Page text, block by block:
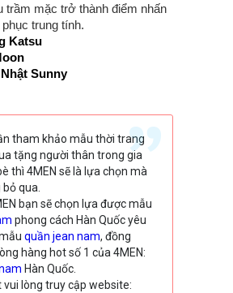
trầm mặc trở thành điểm nhấn
trung tính.
Katsu
Sunny
tham khảo mẫu thời trang
tặng người thân trong gia
thì 4MEN sẽ là lựa chọn mà
qua.
bạn sẽ chọn lựa được mẫu
phong cách Hàn Quốc yêu
quần jean nam, đồng
hàng hot số 1 của 4MEN:
Hàn Quốc.
vui lòng truy cập website: